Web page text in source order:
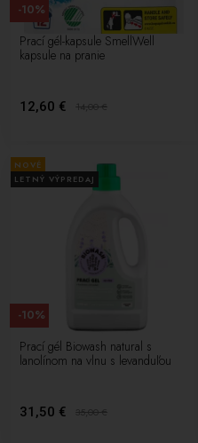
Prací gél-kapsule SmellWell
kapsule na pranie
12,60 € 14,00€
-10%
NOVÉ
LETNÝ VÝPREDAJ
Prací gél Biowash natural s
lanolínom na vlnu s levanduľou
31,50 € 35,00€
-10%